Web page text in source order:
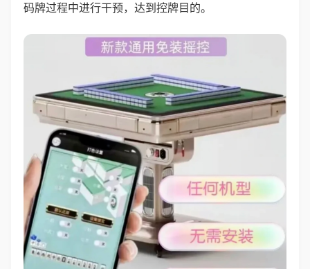
码牌过程中进行干预，达到控牌目的。